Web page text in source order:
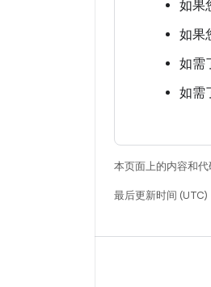
如果
如果
如需
如需
本页面上的内容和代
最后更新时间